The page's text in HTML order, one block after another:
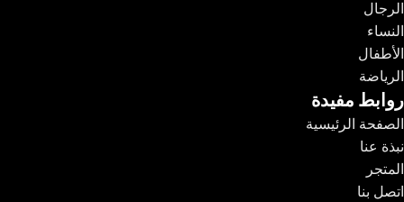
الرجال
النساء
الأطفال
الرياضة
روابط مفيدة
الصفحة الرئيسية
نبذة عنا
المتجر
اتصل بنا